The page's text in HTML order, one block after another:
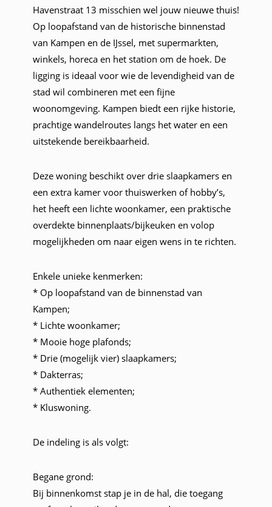
Havenstraat 13 misschien wel jouw nieuwe thuis!
Op loopafstand van de historische binnenstad
van Kampen en de IJssel, met supermarkten,
winkels, horeca en het station om de hoek. De
ligging is ideaal voor wie de levendigheid van de
stad wil combineren met een fijne
woonomgeving. Kampen biedt een rijke historie,
prachtige wandelroutes langs het water en een
uitstekende bereikbaarheid.
Deze woning beschikt over drie slaapkamers en
een extra kamer voor thuiswerken of hobby’s,
het heeft een lichte woonkamer, een praktische
overdekte binnenplaats/bijkeuken en volop
mogelijkheden om naar eigen wens in te richten.
Enkele unieke kenmerken:
* Op loopafstand van de binnenstad van
Kampen;
* Lichte woonkamer;
* Mooie hoge plafonds;
* Drie (mogelijk vier) slaapkamers;
* Dakterras;
* Authentiek elementen;
* Kluswoning.
De indeling is als volgt:
Begane grond:
Bij binnenkomst stap je in de hal, die toegang